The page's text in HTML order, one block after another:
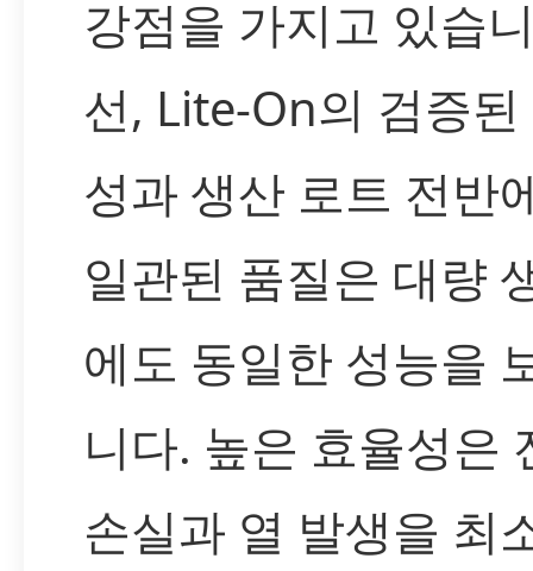
강점을 가지고 있습
선, Lite-On의 검증
성과 생산 로트 전반
일관된 품질은 대량
에도 동일한 성능을
니다. 높은 효율성은
손실과 열 발생을 최